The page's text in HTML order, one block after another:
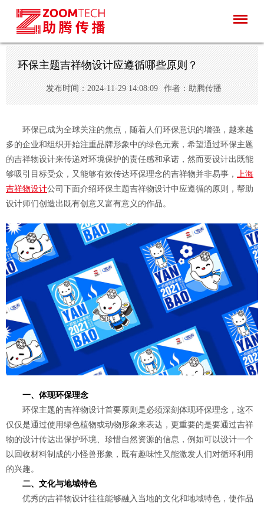
环保主题吉祥物设计应遵循哪些原则？
发布时间：2024-11-29 14:08:09 作者：助腾传播
环保已成为全球关注的焦点，随着人们环保意识的增强，越来越
多的企业和组织开始注重品牌形象中的绿色元素，希望通过环保主题
的吉祥物设计来传递对环境保护的责任感和承诺，然而要设计出既能
够吸引目标受众，又能够有效传达环保理念的吉祥物并非易事， 上海
吉祥物设计公司下面介绍环保主题吉祥物设计中应遵循的原则，帮助
设计师们创造出既有创意又富有意义的作品。
一、体现环保理念
环保主题的吉祥物设计首要原则是必须深刻体现环保理念，这不
仅仅是通过使用绿色植物或动物形象来表达，更重要的是要通过吉祥
物的设计传达出保护环境、珍惜自然资源的信息，例如可以设计一个
以回收材料制成的小怪兽形象，既有趣味性又能激发人们对循环利用
的兴趣。
二、文化与地域特色
优秀的吉祥物设计往往能够融入当地的文化和地域特色，使作品